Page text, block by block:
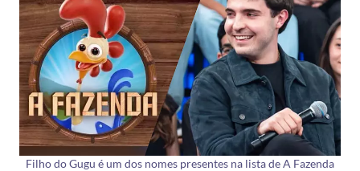
Filho do Gugu é um dos nomes presentes na lista de A Fazenda